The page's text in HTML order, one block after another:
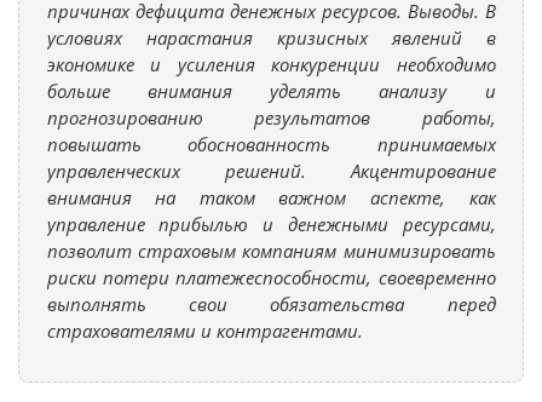
причинах дефицита денежных ресурсов. Выводы. В
условиях нарастания кризисных явлений в
экономике и усиления конкуренции необходимо
больше внимания уделять анализу и
прогнозированию результатов работы,
повышать обоснованность принимаемых
управленческих решений. Акцентирование
внимания на таком важном аспекте, как
управление прибылью и денежными ресурсами,
позволит страховым компаниям минимизировать
риски потери платежеспособности, своевременно
выполнять свои обязательства перед
страхователями и контрагентами.